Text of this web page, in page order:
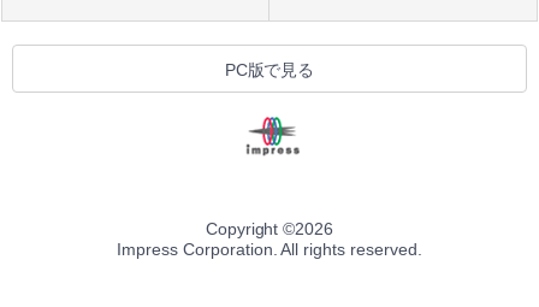
PC版で見る
Copyright ©2026
Impress Corporation. All rights reserved.